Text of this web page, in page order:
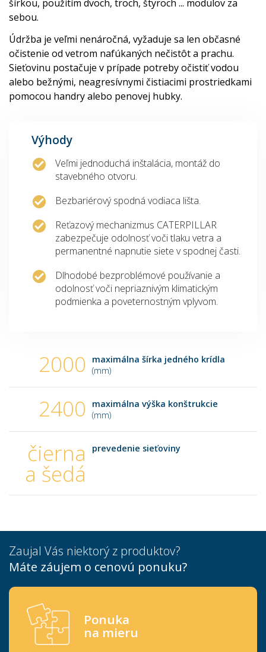
šírkou, použitím dvoch, troch, štyroch ... modulov za
sebou.
Údržba je veľmi nenáročná, vyžaduje sa len občasné
očistenie od vetrom nafúkaných nečistôt a prachu.
Sieťovinu postačuje v prípade potreby očistiť vodou
alebo bežnými, neagresívnymi čistiacimi prostriedkami
pomocou handry alebo penovej hubky.
Výhody
Veľmi jednoduchá inštalácia, montáž do
stavebného otvoru.
Bezbariérový spodná vodiaca lišta.
Reťazový mechanizmus CATERPILLAR
zabezpečuje odolnosť voči tlaku vetra a
permanentné napnutie siete v spodnej časti.
Dlhodobé bezproblémové používanie a
odolnosť voči nepriaznivým klimatickým
podmienka a poveternostným vplyvom.
2000
maximálna šírka jedného krídla
(mm)
2400
maximálna výška konštrukcie
(mm)
čierna
a šedá
prevedenie sieťoviny
Zaujal Vás niektorý z produktov?
Máte záujem o cenovú ponuku?
Ponuka
na mieru